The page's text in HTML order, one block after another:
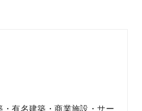
有名建築・商業施設・サー